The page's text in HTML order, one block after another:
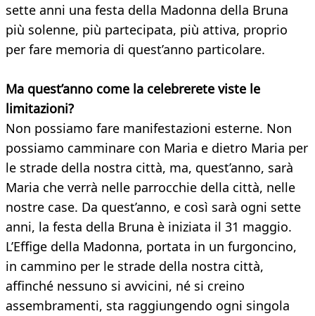
sette anni una festa della Madonna della Bruna
più solenne, più partecipata, più attiva, proprio
per fare memoria di quest’anno particolare.
Ma quest’anno come la celebrerete viste le
limitazioni?
Non possiamo fare manifestazioni esterne. Non
possiamo camminare con Maria e dietro Maria per
le strade della nostra città, ma, quest’anno, sarà
Maria che verrà nelle parrocchie della città, nelle
nostre case. Da quest’anno, e così sarà ogni sette
anni, la festa della Bruna è iniziata il 31 maggio.
L’Effige della Madonna, portata in un furgoncino,
in cammino per le strade della nostra città,
affinché nessuno si avvicini, né si creino
assembramenti, sta raggiungendo ogni singola